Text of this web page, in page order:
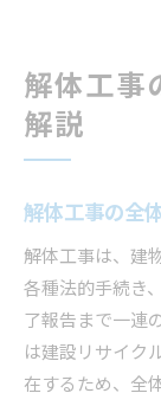
茅ヶ
解体
スムーズ
解体
解
解体
解体工事
解説
解体工事の全
解体工事は、建
各種法的手続き
了報告まで一連
は建設リサイク
在するため、全